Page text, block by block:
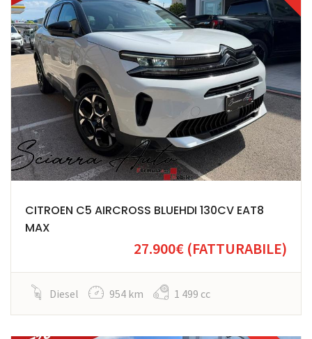
CITROEN C5 AIRCROSS BLUEHDI 130CV EAT8
MAX
27.900€ (FATTURABILE)
Diesel 954 km 1 499 cc